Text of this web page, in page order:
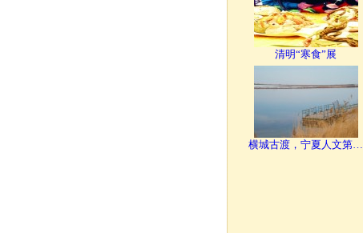
清明“寒食”展
横城古渡，宁夏人文第…